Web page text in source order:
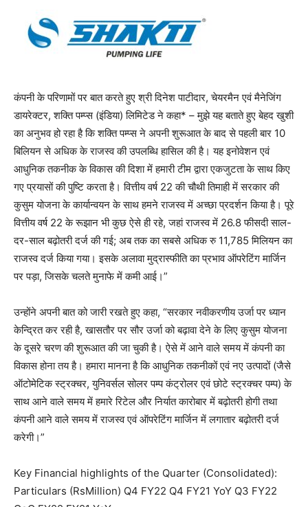
कंपनी के परिणामों पर बात करते हुए श्री दिनेश पाटीदार, चेयरमैन एवं मैनेजिंग
डायरेक्टर, शक्ति पम्प्स (इंडिया) लिमिटेड ने कहा* – मुझे यह बताते हुए बेहद खुशी
का अनुभव हो रहा है कि शक्ति पम्प्स ने अपनी शुरूआत के बाद से पहली बार 10
बिलियन से अधिक के राजस्व की उपलब्धि हासिल की है। यह इनोवेशन एवं
आधुनिक तकनीक के विकास की दिशा में हमारी टीम द्वारा एकजुटता के साथ किए
गए प्रयासों की पुष्टि करता है। वित्तीय वर्ष 22 की चौथी तिमाही में सरकार की
कुसुम योजना के कार्यान्वयन के साथ हमने राजस्व में अच्छा प्रदर्शन किया है। पूरे
वित्तीय वर्ष 22 के रूझान भी कुछ ऐसे ही रहे, जहां राजस्व में 26.8 फीसदी साल-
दर-साल बढ़ोतरी दर्ज की गई; अब तक का सबसे अधिक रु 11,785 मिलियन का
राजस्व दर्ज किया गया। इसके अलावा मुद्रास्फीति का प्रभाव ऑपरेटिंग मार्जिन
पर पड़ा, जिसके चलते मुनाफे में कमी आई।”
उन्होंने अपनी बात को जारी रखते हुए कहा, “सरकार नवीकरणीय उर्जा पर ध्यान
केन्द्रित कर रही है, खासतौर पर सौर उर्जा को बढ़ावा देने के लिए कुसुम योजना
के दूसरे चरण की शुरूआत की जा चुकी है। ऐसे में आने वाले समय में कंपनी का
विकास होना तय है। हमारा मानना है कि आधुनिक तकनीकों एवं नए उत्पादों (जैसे
ऑटोमेटिक स्ट्रक्चर, युनिवर्सल सोलर पम्प कंट्रोलर एवं छोटे स्ट्रक्चर पम्प) के
साथ आने वाले समय में हमारे रिटेल और निर्यात कारोबार में बढ़ोतरी होगी तथा
कंपनी आने वाले समय में राजस्व एवं ऑपरेटिंग मार्जिन में लगातार बढ़ोतरी दर्ज
करेगी।”
Key Financial highlights of the Quarter (Consolidated):
Particulars (RsMillion) Q4 FY22 Q4 FY21 YoY Q3 FY22